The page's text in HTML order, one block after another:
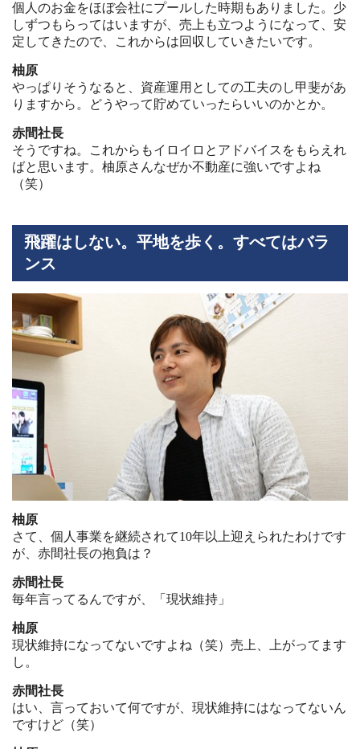
個人のお金をほぼ会社にプールした時期もありました。少
しずつもらってはいますが、売上も立つようになって、安
定してきたので、これからは回収していきたいです。
柚原
やっぱりそうなると、資産運用としての工夫のし甲斐があ
りますから。どうやって貯めていったらいいのかとか。
赤間社長
そうですね。これからもイロイロとアドバイスをもらえれ
ばと思います。柚原さんなぜか不動産に強いですよね
（笑）
飛躍はしない。平地を歩く。すべてはバラ
ンス
柚原
さて、個人事業を継続されて10年以上迎えられたわけです
が、赤間社長の抱負は？
赤間社長
毎年言ってるんですが、「現状維持」
柚原
現状維持になってないですよね（笑）売上、上がってます
し。
赤間社長
はい、言っておいて何ですが、現状維持にはなってないん
ですけど（笑）